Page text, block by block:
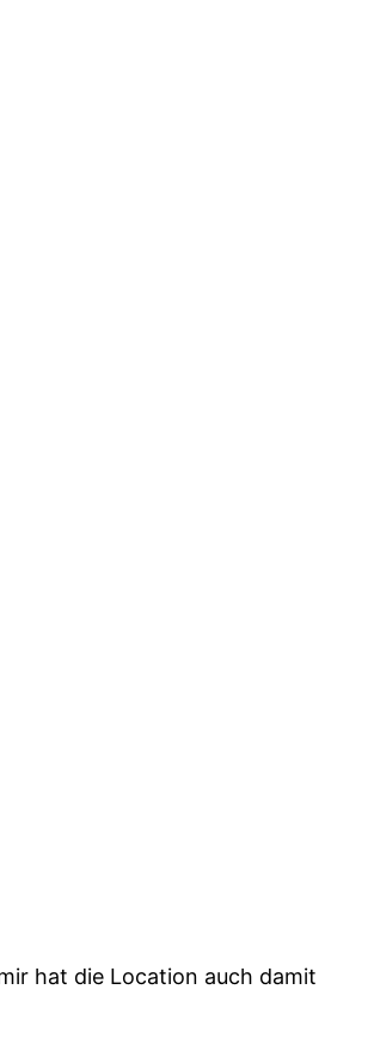
hat die Location auch damit